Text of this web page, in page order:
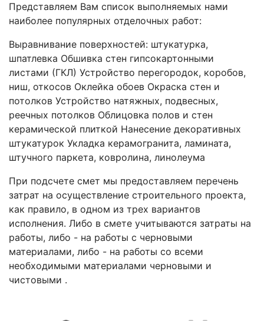
Представляем Вам список выполняемых нами
наиболее популярных отделочных работ:
Выравнивание поверхностей: штукатурка,
шпатлевка Обшивка стен гипсокартонными
листами (ГКЛ) Устройство перегородок, коробов,
ниш, откосов Оклейка обоев Окраска стен и
потолков Устройство натяжных, подвесных,
реечных потолков Облицовка полов и стен
керамической плиткой Нанесение декоративных
штукатурок Укладка керамогранита, ламината,
штучного паркета, ковролина, линолеума
При подсчете смет мы предоставляем перечень
затрат на осуществление строительного проекта,
как правило, в одном из трех вариантов
исполнения. Либо в смете учитываются затраты на
работы, либо - на работы с черновыми
материалами, либо - на работы со всеми
необходимыми материалами черновыми и
чистовыми .